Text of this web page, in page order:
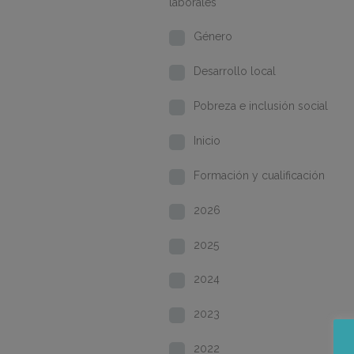
Género
Desarrollo local
Pobreza e inclusión social
Inicio
Formación y cualificación
2026
2025
2024
2023
2022